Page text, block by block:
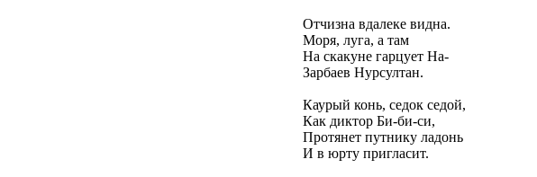
Отчизна вдалеке видна.
Моря, луга, а там
На скакуне гарцует На-
Зарбаев Нурсултан.
Каурый конь, седок седой,
Как диктор Би-би-си,
Протянет путнику ладонь
И в юрту пригласит.